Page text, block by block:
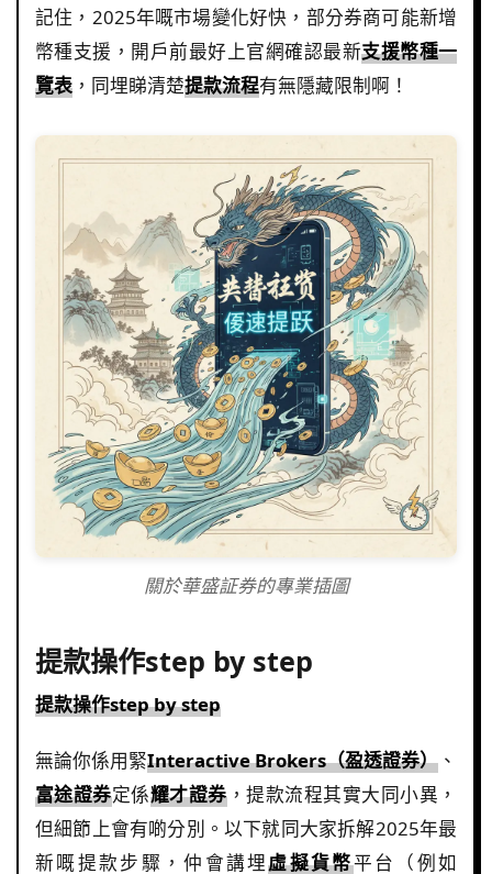
記住，2025年嘅市場變化好快，部分券商可能新增
幣種支援，開戶前最好上官網確認最新支援幣種一
覽表 ，同埋睇清楚提款流程有無隱藏限制啊！
關於華盛証券的專業插圖
提款操作step by step
提款操作step by step
無論你係用緊Interactive Brokers（盈透證券） 、
富途證券定係耀才證券，提款流程其實大同小異，
但細節上會有啲分別。以下就同大家拆解2025年最
新嘅提款步驟，仲會講埋虛擬貨幣平台（例如